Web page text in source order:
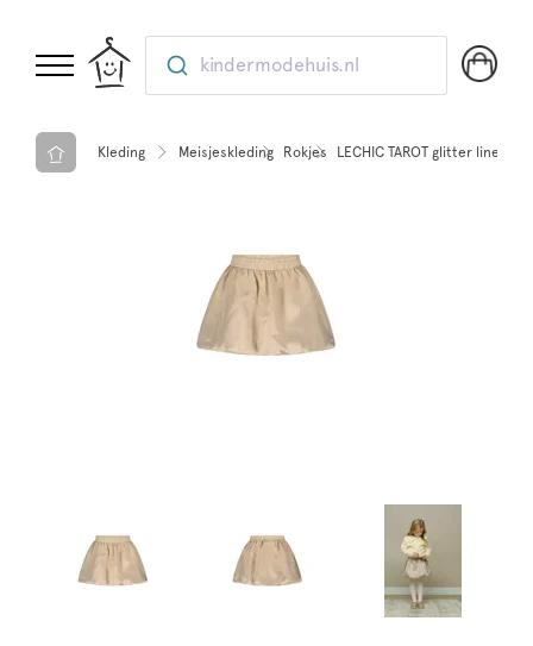
kindermodehuis.nl
Kleding Meisjeskleding Rokjes LECHIC TAROT glitter linen